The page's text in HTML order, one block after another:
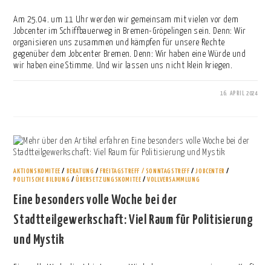
Am 25.04. um 11 Uhr werden wir gemeinsam mit vielen vor dem
Jobcenter im Schiffbauerweg in Bremen-Gröpelingen sein. Denn: Wir
organisieren uns zusammen und kämpfen für unsere Rechte
gegenüber dem Jobcenter Bremen. Denn: Wir haben eine Würde und
wir haben eine Stimme. Und wir lassen uns nicht klein kriegen.
16. APRIL 2024
AKTIONSKOMITEE / BERATUNG /FREITAGSTREFF / SONNTAGSTREFF /JOBCENTER /
POLITISCHE BILDUNG /ÜBERSETZUNGSKOMITEE /VOLLVERSAMMLUNG
Eine besonders volle Woche bei der
Stadtteilgewerkschaft: Viel Raum für Politisierung
und Mystik